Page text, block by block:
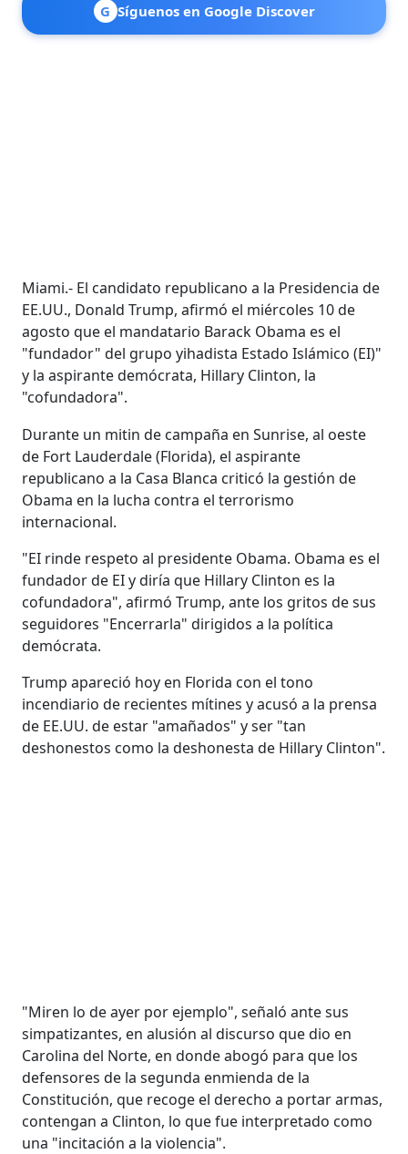
G Síguenos en Google Discover
Miami.- El candidato republicano a la Presidencia de
EE.UU., Donald Trump, afirmó el miércoles 10 de
agosto que el mandatario Barack Obama es el
"fundador" del grupo yihadista Estado Islámico (EI)"
y la aspirante demócrata, Hillary Clinton, la
"cofundadora".
Durante un mitin de campaña en Sunrise, al oeste
de Fort Lauderdale (Florida), el aspirante
republicano a la Casa Blanca criticó la gestión de
Obama en la lucha contra el terrorismo
internacional.
"EI rinde respeto al presidente Obama. Obama es el
fundador de EI y diría que Hillary Clinton es la
cofundadora", afirmó Trump, ante los gritos de sus
seguidores "Encerrarla" dirigidos a la política
demócrata.
Trump apareció hoy en Florida con el tono
incendiario de recientes mítines y acusó a la prensa
de EE.UU. de estar "amañados" y ser "tan
deshonestos como la deshonesta de Hillary Clinton".
"Miren lo de ayer por ejemplo", señaló ante sus
simpatizantes, en alusión al discurso que dio en
Carolina del Norte, en donde abogó para que los
defensores de la segunda enmienda de la
Constitución, que recoge el derecho a portar armas,
contengan a Clinton, lo que fue interpretado como
una "incitación a la violencia".